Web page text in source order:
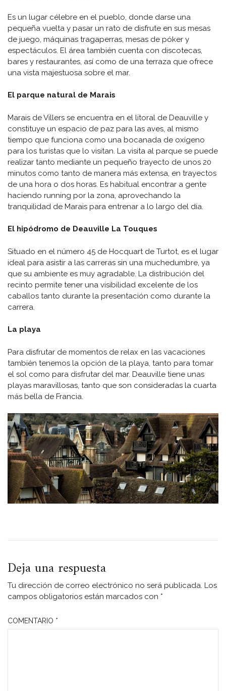
Es un lugar célebre en el pueblo, donde darse una
pequeña vuelta y pasar un rato de disfrute en sus mesas
de juego, máquinas tragaperras, mesas de póker y
espectáculos. El área también cuenta con discotecas,
bares y restaurantes, así como de una terraza que ofrece
una vista majestuosa sobre el mar.
El parque natural de Marais
Marais de Villers se encuentra en el litoral de Deauville y
constituye un espacio de paz para las aves, al mismo
tiempo que funciona como una bocanada de oxígeno
para los turistas que lo visitan. La visita al parque se puede
realizar tanto mediante un pequeño trayecto de unos 20
minutos como tanto de manera más extensa, en trayectos
de una hora o dos horas. Es habitual encontrar a gente
haciendo running por la zona, aprovechando la
tranquilidad de Marais para entrenar a lo largo del día.
El hipódromo de Deauville La Touques
Situado en el número 45 de Hocquart de Turtot, es el lugar
ideal para asistir a las carreras sin una muchedumbre, ya
que su ambiente es muy agradable. La distribución del
recinto permite tener una visibilidad excelente de los
caballos tanto durante la presentación como durante la
carrera.
La playa
Para disfrutar de momentos de relax en las vacaciones
también tenemos la opción de la playa, tanto para tomar
el sol como para disfrutar del mar. Deauville tiene unas
playas maravillosas, tanto que son consideradas la cuarta
más bella de Francia.
Deja una respuesta
Tu dirección de correo electrónico no será publicada. Los
campos obligatorios están marcados con *
COMENTARIO *